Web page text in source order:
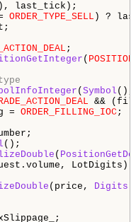
last_tick);
ORDER_TYPE_SELL ) ?
;
(
( Symbol (),
&&
= ORDER_FILLING_IOC ;
();
(
LotDigits)
(price, Digits